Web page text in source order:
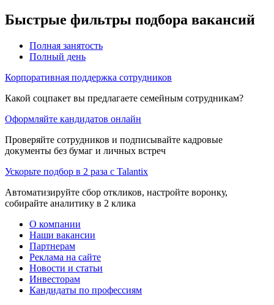
Быстрые фильтры подбора вакансий
Полная занятость
Полный день
Корпоративная поддержка сотрудников
Какой соцпакет вы предлагаете семейным сотрудникам?
Оформляйте кандидатов онлайн
Проверяйте сотрудников и подписывайте кадровые
документы без бумаг и личных встреч
Ускорьте подбор в 2 раза с Talantix
Автоматизируйте сбор откликов, настройте воронку,
собирайте аналитику в 2 клика
О компании
Наши вакансии
Партнерам
Реклама на сайте
Новости и статьи
Инвесторам
Кандидаты по профессиям